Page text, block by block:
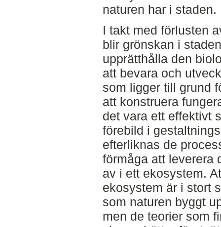
naturen har i staden.
I takt med förlusten
blir grönskan i
upprätthålla den
att bevara och
som ligger till grund
att konstruera
det vara ett effektivt
förebild i
efterliknas de
förmåga att leverera
av i ett ekosystem.
ekosystem är i stort
som naturen byggt
men de teorier som